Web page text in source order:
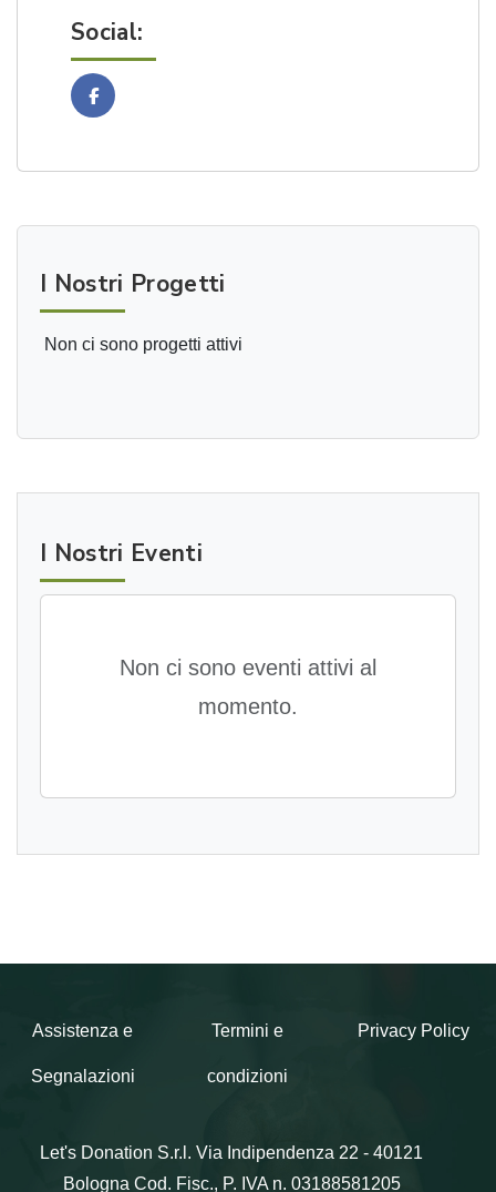
Social:
Facebook
I Nostri Progetti
Non ci sono progetti attivi
I Nostri Eventi
Non ci sono eventi attivi al
momento.
Assistenza e
Segnalazioni
Termini e
condizioni
Privacy Policy
Let's Donation S.r.l. Via Indipendenza 22 - 40121
Bologna Cod. Fisc., P. IVA n. 03188581205